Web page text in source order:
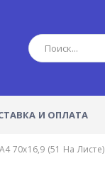
И ОПЛАТА
70х16,9 (51 На Листе)